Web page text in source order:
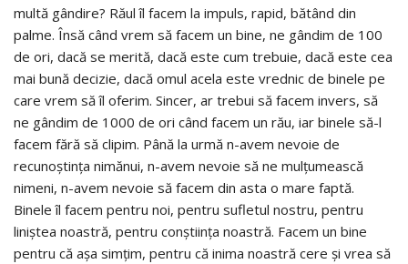
multă gândire? Răul îl facem la impuls, rapid, bătând din
palme. Însă când vrem să facem un bine, ne gândim de 100
de ori, dacă se merită, dacă este cum trebuie, dacă este cea
mai bună decizie, dacă omul acela este vrednic de binele pe
care vrem să îl oferim. Sincer, ar trebui să facem invers, să
ne gândim de 1000 de ori când facem un rău, iar binele să-l
facem fără să clipim. Până la urmă n-avem nevoie de
recunoștința nimănui, n-avem nevoie să ne mulțumească
nimeni, n-avem nevoie să facem din asta o mare faptă.
Binele îl facem pentru noi, pentru sufletul nostru, pentru
liniștea noastră, pentru conștiința noastră. Facem un bine
pentru că așa simțim, pentru că inima noastră cere și vrea să